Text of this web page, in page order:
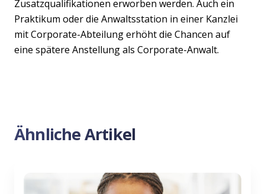
Zusatzqualifikationen erworben werden. Auch ein
Praktikum oder die Anwaltsstation in einer Kanzlei
mit Corporate-Abteilung erhöht die Chancen auf
eine spätere Anstellung als Corporate-Anwalt.
Ähnliche Artikel